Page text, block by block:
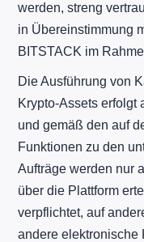
werden, streng
in Übereinstimmung
BITSTACK im
Die Ausführung von
Krypto-Assets erfolgt
und gemäß den auf
Funktionen zu den
Aufträge werden nur
über die Plattform
verpflichtet, auf
andere elektronische